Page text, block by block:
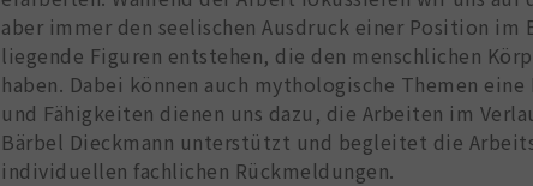
aber immer den seelischen Ausdruck einer Position
liegende Figuren entstehen, die den menschlichen
haben. Dabei können auch mythologische Themen
und Fähigkeiten dienen uns dazu, die Arbeiten im
Bärbel Dieckmann unterstützt und begleitet die
individuellen fachlichen Rückmeldungen.